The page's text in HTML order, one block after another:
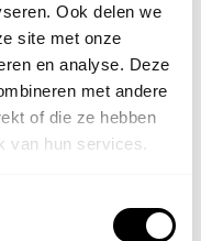
Ook delen we
site met onze
en analyse. Deze
met andere
of die ze hebben
van hun services.